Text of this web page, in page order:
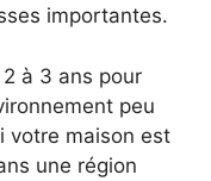
importantes.
à 3 ans pour
peu
votre maison est
une région